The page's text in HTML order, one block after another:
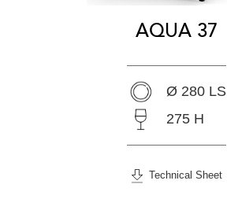
AQUA 37
Ø 280 LS
275 H
Technical Sheet